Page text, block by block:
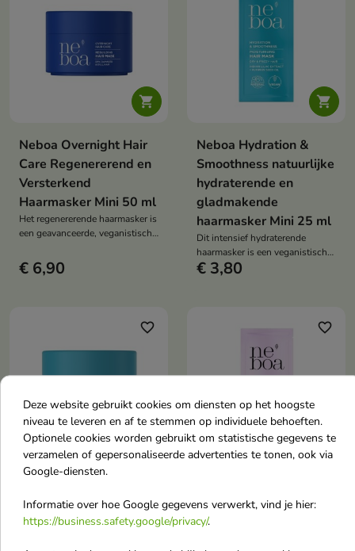

Neboa Overnight Hair
Care Regenererend en
Versterkend
Haarmasker Mini 50 ml
Het regenererende haarmasker is
een geavanceerde, veganistische
beschadigd haar die het haar
intensief herstelt, hydrateert en
€ 6,90

Neboa Hydration &
Smoothness natuurlijke
hydraterende en
gladmakende
haarmasker Mini 25 ml
Dit intensief hydraterende
haarmasker is een veganistische
behandeling met hyaluronzuur
€ 3,80

favorite_border
Smoothness natuurlijke
hydraterende en

favorite_border
Smoothing Hair Mask
voor haarlaminatie,
Deze website gebruikt cookies om diensten op het hoogste
niveau te leveren en af te stemmen op individuele behoeften.
Optionele cookies worden gebruikt om statistische gegevens te
verzamelen of gepersonaliseerde advertenties te tonen, ook via
Google-diensten.
Informatie over hoe Google gegevens verwerkt, vind je hier:
https://business.safety.google/privacy/.